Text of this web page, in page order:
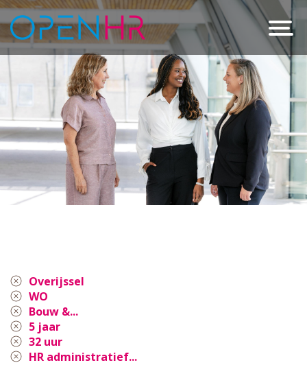
Overijssel
WO
Bouw &...
5 jaar
32 uur
HR administratief...